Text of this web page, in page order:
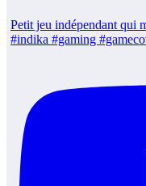
Petit jeu indépendant qui
#indika #gaming